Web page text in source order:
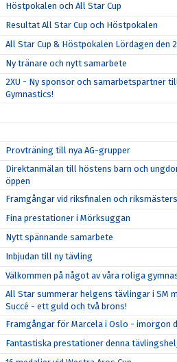
Höstpokalen och All Star Cup
Resultat All Star Cup och Höstpokalen
All Star Cup & Höstpokalen Lördagen den
Ny tränare och nytt samarbete
2XU - Ny sponsor och samarbetspartner
Gymnastics!
Provträning till nya AG-grupper
Direktanmälan till höstens barn och
öppen
Framgångar vid riksfinalen och
Fina prestationer i Mörksuggan
Nytt spännande samarbete
Inbjudan till ny tävling
Välkommen på något av våra roliga
All Star summerar helgens tävlingar i SM
Succé - ett guld och två brons!
Framgångar för Marcela i Oslo - imorgon
Fantastiska prestationer denna